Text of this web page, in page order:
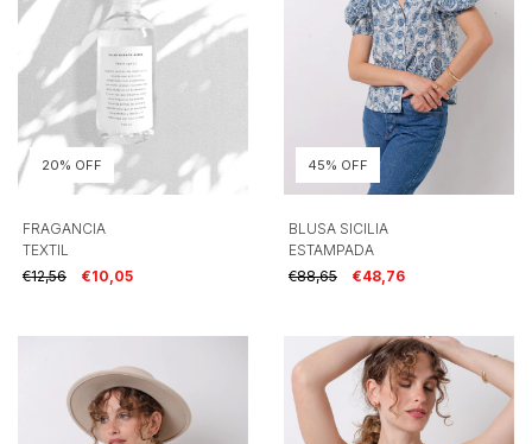
20% OFF
FRAGANCIA
TEXTIL
€12,56
€10,05
45% OFF
BLUSA SICILIA
ESTAMPADA
€88,65
€48,76